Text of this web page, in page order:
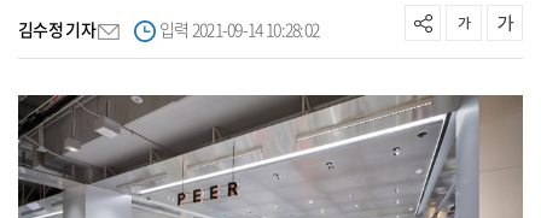
김수정 기자 입력 2021-09-14 10:28:02